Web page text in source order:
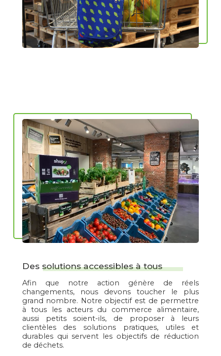
Des solutions accessibles à tous
Afin que notre action génère de réels
changements, nous devons toucher le plus
grand nombre. Notre objectif est de permettre
à tous les acteurs du commerce alimentaire,
aussi petits soient-ils, de proposer à leurs
clientèles des solutions pratiques, utiles et
durables qui servent les objectifs de réduction
de déchets.